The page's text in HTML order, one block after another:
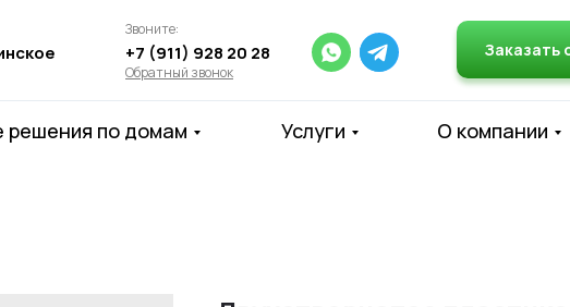
Звоните:
+7 (911) 928 20 28 Заказать
Обратный звонок
Услуги О компании
решения по домам